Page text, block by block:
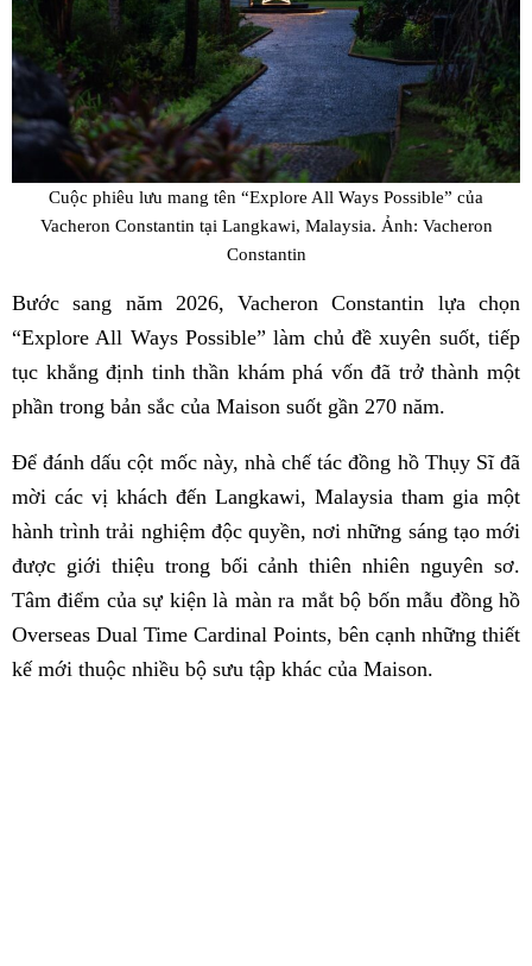
Cuộc phiêu lưu mang tên “Explore All Ways Possible” của
Vacheron Constantin tại Langkawi, Malaysia. Ảnh: Vacheron
Constantin
Bước sang năm 2026, Vacheron Constantin lựa chọn
“Explore All Ways Possible” làm chủ đề xuyên suốt, tiếp
tục khẳng định tinh thần khám phá vốn đã trở thành một
phần trong bản sắc của Maison suốt gần 270 năm.
Để đánh dấu cột mốc này, nhà chế tác đồng hồ Thụy Sĩ đã
mời các vị khách đến Langkawi, Malaysia tham gia một
hành trình trải nghiệm độc quyền, nơi những sáng tạo mới
được giới thiệu trong bối cảnh thiên nhiên nguyên sơ.
Tâm điểm của sự kiện là màn ra mắt bộ bốn mẫu đồng hồ
Overseas Dual Time Cardinal Points, bên cạnh những thiết
kế mới thuộc nhiều bộ sưu tập khác của Maison.